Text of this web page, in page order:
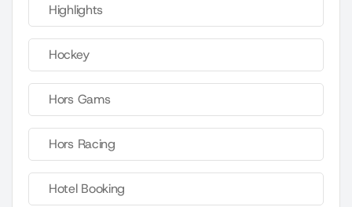
Highlights
Hockey
Hors Gams
Hors Racing
Hotel Booking